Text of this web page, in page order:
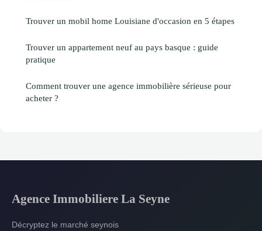
Trouver un mobil home Louisiane d'occasion en 5 étapes
Trouver un appartement neuf au pays basque : guide
pratique
Comment trouver une agence immobilière sérieuse pour
acheter ?
Agence Immobiliere La Seyne
Décryptez le marché seynois